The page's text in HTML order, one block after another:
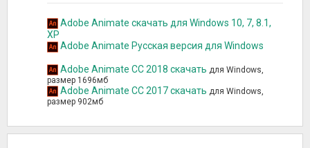
Adobe Animate скачать для Windows 10, 7, 8.1,
XP
Adobe Animate Русская версия для Windows
Adobe Animate CC 2018 скачать для Windows,
размер 1696мб
Adobe Animate CC 2017 скачать для Windows,
размер 902мб